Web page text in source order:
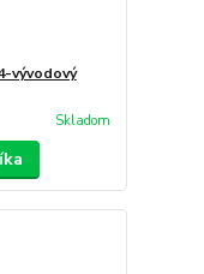
vývodový
Skladom